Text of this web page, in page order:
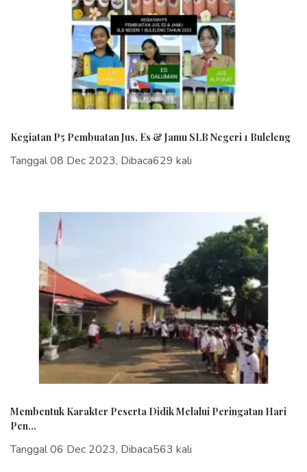
Kegiatan P5 Pembuatan Jus, Es & Jamu SLB Negeri 1 Buleleng
Tanggal 08 Dec 2023, Dibaca629 kali
Membentuk Karakter Peserta Didik Melalui Peringatan Hari
Pen...
Tanggal 06 Dec 2023, Dibaca563 kali